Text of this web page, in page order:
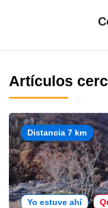
Artículos
Distancia 7 km
Yo estuve ahí